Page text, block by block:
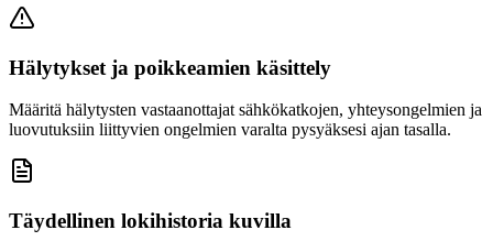
Hälytykset ja poikkeamien käsittely
Määritä hälytysten vastaanottajat sähkökatkojen, yhteysongelmien ja
luovutuksiin liittyvien ongelmien varalta pysyäksesi ajan tasalla.
Täydellinen lokihistoria kuvilla